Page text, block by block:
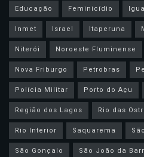
Educação
Feminicídio
Inmet
Israel Itaperuna
Niterói
Noroeste Fluminense
Nova Friburgo
Petrobras
Polícia Militar
Porto do Açu
Região dos Lagos
Rio das
Rio Interior
Saquarema
São Gonçalo
São João da